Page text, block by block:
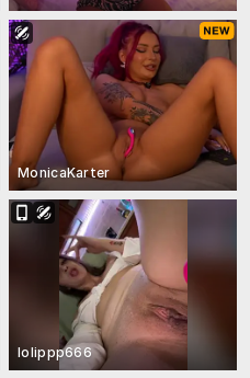
MonicaKarter
lolippp666